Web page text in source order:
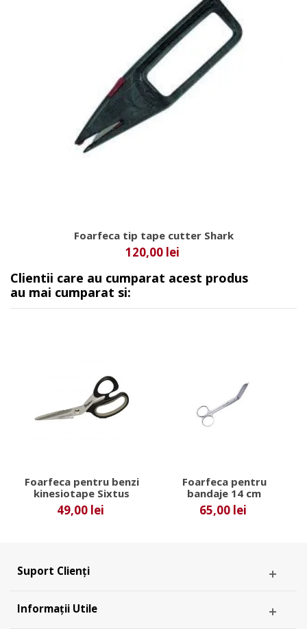
Foarfeca tip tape cutter Shark
120,00 lei
Clientii care au cumparat acest produs
au mai cumparat si:
Foarfeca pentru benzi
kinesiotape Sixtus
49,00 lei
Foarfeca pentru
bandaje 14 cm
65,00 lei
Suport Clienți
Informații Utile